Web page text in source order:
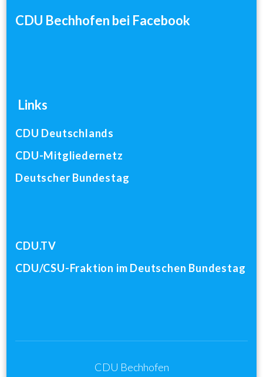
CDU Bechhofen bei Facebook
Links
CDU Deutschlands
CDU-Mitgliedernetz
Deutscher Bundestag
CDU.TV
CDU/CSU-Fraktion im Deutschen Bundestag
CDU Bechhofen